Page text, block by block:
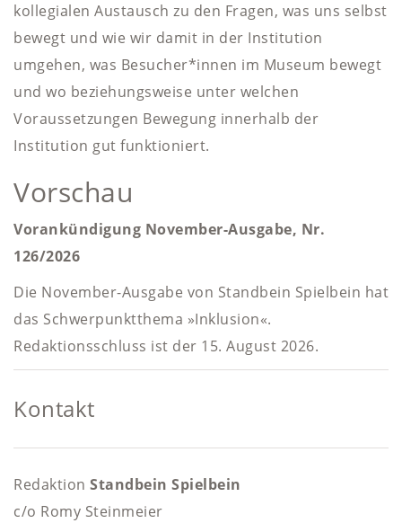
kollegialen Austausch zu den Fragen, was uns selbst
bewegt und wie wir damit in der Institution
umgehen, was Besucher*innen im Museum bewegt
und wo beziehungsweise unter welchen
Voraussetzungen Bewegung innerhalb der
Institution gut funktioniert.
Vorschau
Vorankündigung November-Ausgabe, Nr.
126/2026
Die November-Ausgabe von Standbein Spielbein hat
das Schwerpunktthema »Inklusion«.
Redaktionsschluss ist der 15. August 2026.
Kontakt
Redaktion Standbein Spielbein
c/o Romy Steinmeier